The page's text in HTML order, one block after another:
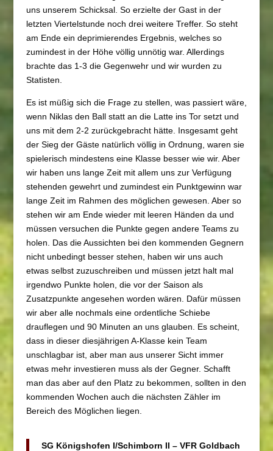
uns unserem Schicksal. So erzielte der Gast in der
letzten Viertelstunde noch drei weitere Treffer. So steht
am Ende ein deprimierendes Ergebnis, welches so
zumindest in der Höhe völlig unnötig war. Allerdings
brachte das 1-3 die Gegenwehr und wir wurden zu
Statisten.
Es ist müßig sich die Frage zu stellen, was passiert wäre,
wenn Niklas den Ball statt an die Latte ins Tor setzt und
uns mit dem 2-2 zurückgebracht hätte. Insgesamt geht
der Sieg der Gäste natürlich völlig in Ordnung, waren sie
spielerisch mindestens eine Klasse besser wie wir. Aber
wir haben uns lange Zeit mit allem uns zur Verfügung
stehenden gewehrt und zumindest ein Punktgewinn war
lange Zeit im Rahmen des möglichen gewesen. Aber so
stehen wir am Ende wieder mit leeren Händen da und
müssen versuchen die Punkte gegen andere Teams zu
holen. Das die Aussichten bei den kommenden Gegnern
nicht unbedingt besser stehen, haben wir uns auch
etwas selbst zuzuschreiben und müssen jetzt halt mal
irgendwo Punkte holen, die vor der Saison als
Zusatzpunkte angesehen worden wären. Dafür müssen
wir aber alle nochmals eine ordentliche Schiebe
drauflegen und 90 Minuten an uns glauben. Es scheint,
dass in dieser diesjährigen A-Klasse kein Team
unschlagbar ist, aber man aus unserer Sicht immer
etwas mehr investieren muss als der Gegner. Schafft
man das aber auf den Platz zu bekommen, sollten in den
kommenden Wochen auch die nächsten Zähler im
Bereich des Möglichen liegen.
SG Königshofen I/Schimborn II – VFR Goldbach